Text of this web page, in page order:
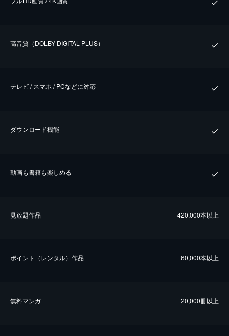
⾼⾳質（DOLBY DIGITAL PLUS）
テレビ / スマホ / PCなどに対応
ダウンロード機能
動画も書籍も楽しめる
⾒放題作品 420,000本以上
ポイント（レンタル）作品 60,000本以上
無料マンガ 20,000冊以上